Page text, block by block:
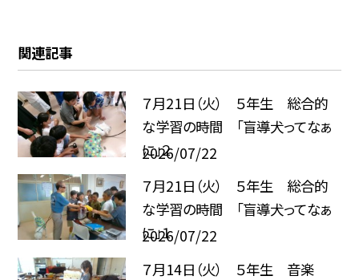
関連記事
７月21日（火） ５年生 総合的
な学習の時間 「盲導犬ってなぁ
に」２
2026/07/22
７月21日（火） ５年生 総合的
な学習の時間 「盲導犬ってなぁ
に」１
2026/07/22
７月14日（火） ５年生 音楽